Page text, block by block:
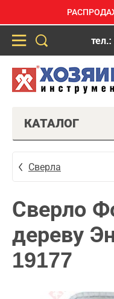
КАТАЛОГ
Сверла
Сверло
дереву
19177